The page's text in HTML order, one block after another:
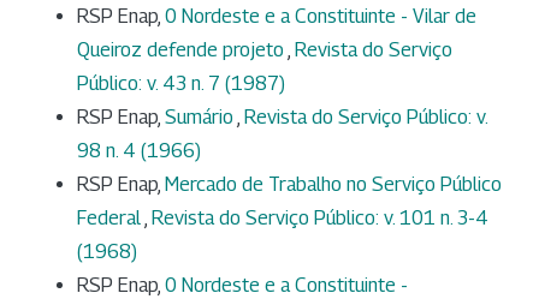
RSP Enap, 0 Nordeste e a Constituinte - Vilar de
Queiroz defende projeto Revista do Serviço
Público: v. 43 n. 7 (1987)
RSP Enap, Sumário Revista do Serviço Público: v.
98 n. 4 (1966)
RSP Enap, Mercado de Trabalho no Serviço Público
Federal Revista do Serviço Público: v. 101 n. 3-4
(1968)
RSP Enap, 0 Nordeste e a Constituinte -